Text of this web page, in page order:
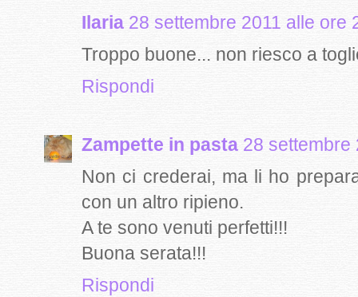
Ilaria 28 settembre 2011 alle ore
Troppo buone... non riesco a
Rispondi
Zampette in pasta 28 settembre
Non ci crederai, ma li ho
con un altro ripieno.
A te sono venuti perfetti!!!
Buona serata!!!
Rispondi